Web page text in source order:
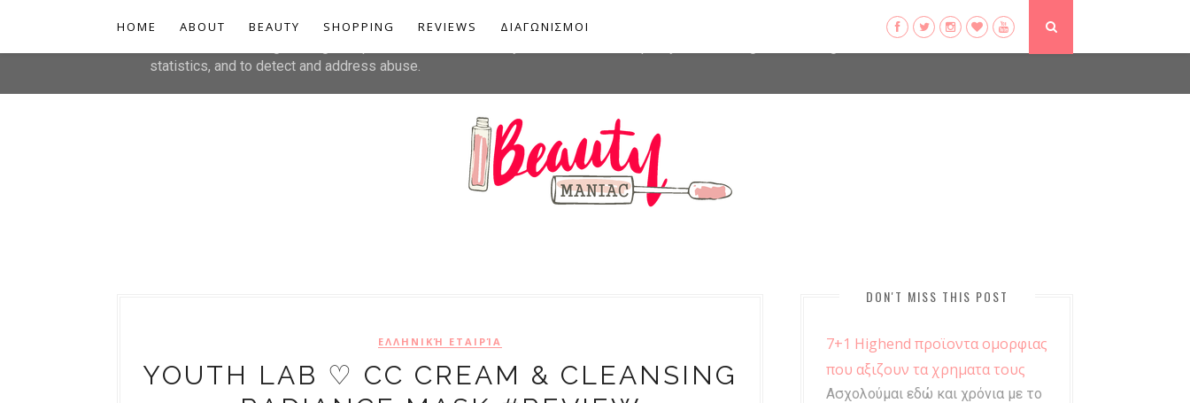
HOME ABOUT BEAUTY SHOPPING REVIEWS ΔΙΑΓΩΝΙΣΜΟΙ
ΕΛΛΗΝΙΚΉ ΕΤΑΙΡΊΑ
YOUTH LAB ♡ CC CREAM & CLEANSING
DON'T MISS THIS POST
7+1 Highend προϊοντα ομορφιας
που αξιζουν τα χρηματα τους
Ασχολούμαι εδώ και χρόνια με το
This site uses cookies from Google to deliver its services and to analyze traffic. Your IP address and user-agent
statistics, and to detect and address abuse.